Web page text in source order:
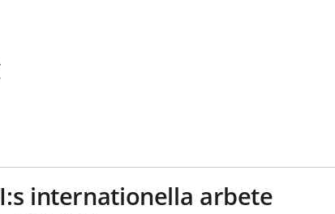
internationella arbete